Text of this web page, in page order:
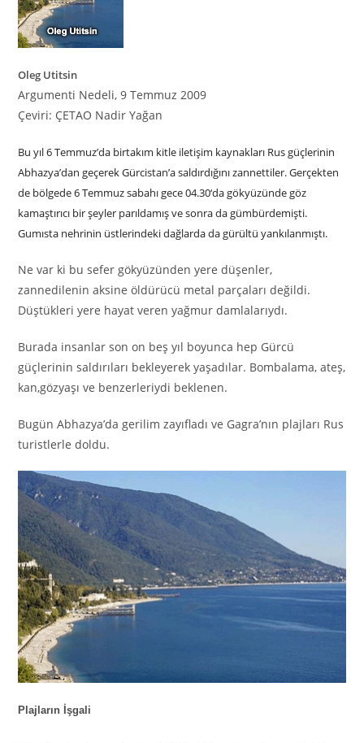
Oleg Utitsin
Argumenti Nedeli, 9 Temmuz 2009
Çeviri: ÇETAO Nadir Yağan
Bu yıl 6 Temmuz’da birtakım kitle iletişim kaynakları Rus güçlerinin
Abhazya’dan geçerek Gürcistan’a saldırdığını zannettiler. Gerçekten
de bölgede 6 Temmuz sabahı gece 04.30‘da gökyüzünde göz
kamaştırıcı bir şeyler parıldamış ve sonra da gümbürdemişti.
Gumısta nehrinin üstlerindeki dağlarda da gürültü yankılanmıştı.
Ne var ki bu sefer gökyüzünden yere düşenler,
zannedilenin aksine öldürücü metal parçaları değildi.
Düştükleri yere hayat veren yağmur damlalarıydı.
Burada insanlar son on beş yıl boyunca hep Gürcü
güçlerinin saldırıları bekleyerek yaşadılar. Bombalama, ateş,
kan,gözyaşı ve benzerleriydi beklenen.
Bugün Abhazya’da gerilim zayıfladı ve Gagra’nın plajları Rus
turistlerle doldu.
Plajların İşgali